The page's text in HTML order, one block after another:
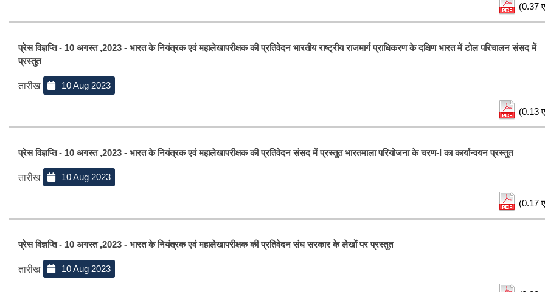
(0.37
प्रेस विज्ञप्ति - 10 अगस्त ,2023 - भारत के नियंत्रक एवं महालेखापरीक्षक की प्रतिवेदन भारतीय राष्ट्रीय राजमार्ग प्राधिकरण के दक्षिण भारत में टोल परिचालन संसद में
प्रस्तुत
तारीख 10 Aug 2023
(0.13
प्रेस विज्ञप्ति - 10 अगस्त ,2023 - भारत के नियंत्रक एवं महालेखापरीक्षक की प्रतिवेदन संसद में प्रस्तुत भारतमाला परियोजना के चरण-I का कार्यान्वयन प्रस्तुत
तारीख 10 Aug 2023
(0.17
प्रेस विज्ञप्ति - 10 अगस्त ,2023 - भारत के नियंत्रक एवं महालेखापरीक्षक की प्रतिवेदन संघ सरकार के लेखों पर प्रस्तुत
तारीख 10 Aug 2023